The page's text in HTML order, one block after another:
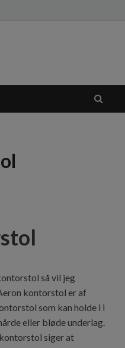
så vil jeg
kontorstol er af
som kan holde i i
eller bløde underlag.
siger at